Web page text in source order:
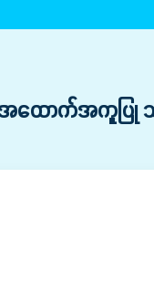
အထောက်အကူပြု